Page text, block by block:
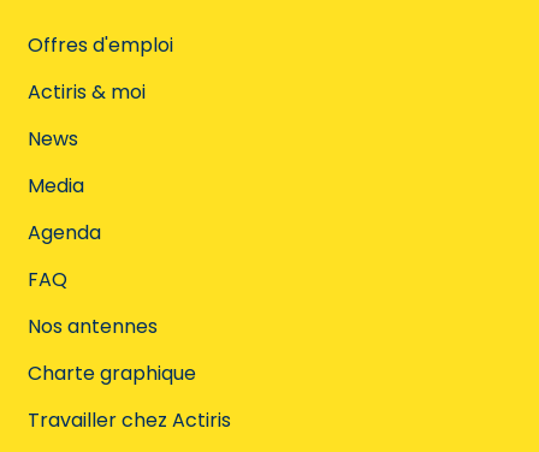
Offres d'emploi
Actiris & moi
News
Media
Agenda
FAQ
Nos antennes
Charte graphique
Travailler chez Actiris